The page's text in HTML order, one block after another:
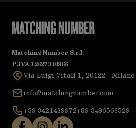
Matching Number S.r.l.
P.IVA 12627340966
Via Luigi Vitali 1, 20122 - Milano
info@matchingnumber.com
+39 3421489972+39 3486569529